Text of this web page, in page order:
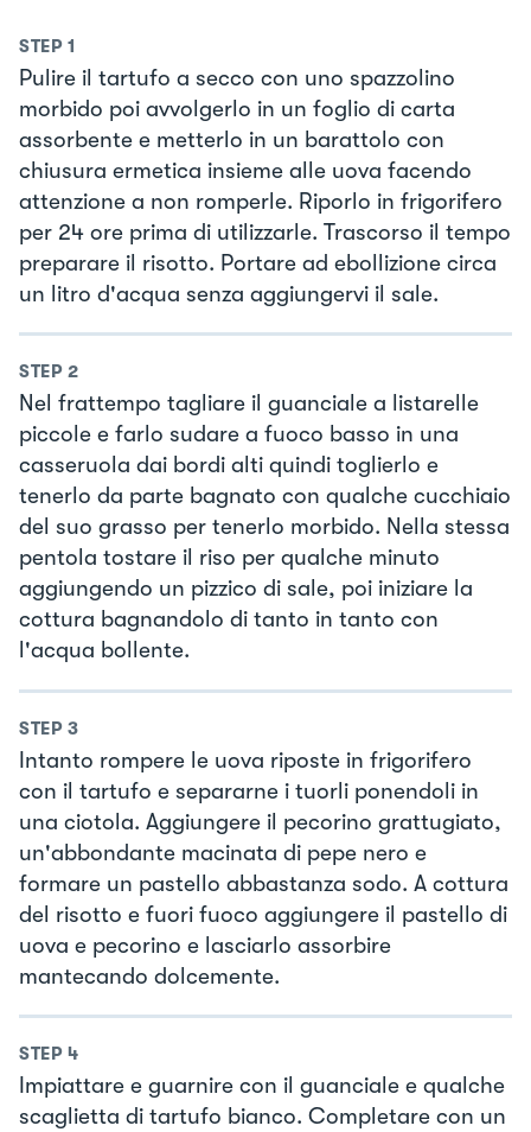
STEP 1
Pulire il tartufo a secco con uno spazzolino
morbido poi avvolgerlo in un foglio di carta
assorbente e metterlo in un barattolo con
chiusura ermetica insieme alle uova facendo
attenzione a non romperle. Riporlo in frigorifero
per 24 ore prima di utilizzarle. Trascorso il tempo
preparare il risotto. Portare ad ebollizione circa
un litro d'acqua senza aggiungervi il sale.
STEP 2
Nel frattempo tagliare il guanciale a listarelle
piccole e farlo sudare a fuoco basso in una
casseruola dai bordi alti quindi toglierlo e
tenerlo da parte bagnato con qualche cucchiaio
del suo grasso per tenerlo morbido. Nella stessa
pentola tostare il riso per qualche minuto
aggiungendo un pizzico di sale, poi iniziare la
cottura bagnandolo di tanto in tanto con
l'acqua bollente.
STEP 3
Intanto rompere le uova riposte in frigorifero
con il tartufo e separarne i tuorli ponendoli in
una ciotola. Aggiungere il pecorino grattugiato,
un'abbondante macinata di pepe nero e
formare un pastello abbastanza sodo. A cottura
del risotto e fuori fuoco aggiungere il pastello di
uova e pecorino e lasciarlo assorbire
mantecando dolcemente.
STEP 4
Impiattare e guarnire con il guanciale e qualche
scaglietta di tartufo bianco. Completare con un